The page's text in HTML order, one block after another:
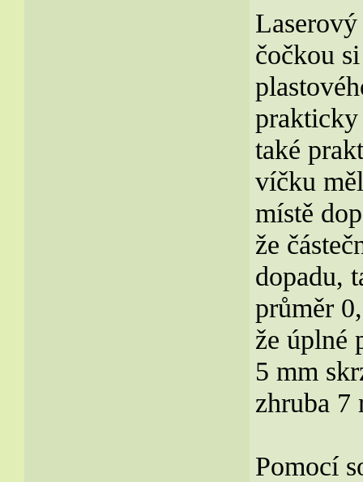
čočkou
prakticky
také
víčku
místě
že
dopadu,
průměr
že úplné
5 mm
zhruba 7
Pomocí